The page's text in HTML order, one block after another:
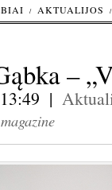
–
|
AKTUALIJOS